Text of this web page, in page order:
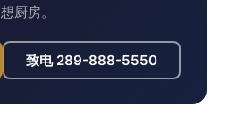
想厨房。
致电 289-888-5550